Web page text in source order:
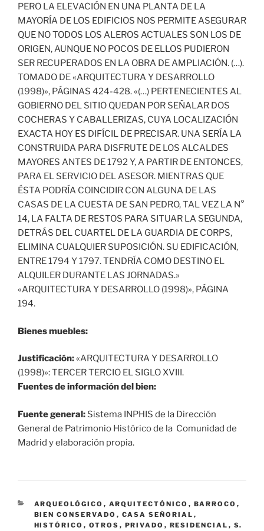
PERO LA ELEVACIÓN EN UNA PLANTA DE LA
MAYORÍA DE LOS EDIFICIOS NOS PERMITE ASEGURAR
QUE NO TODOS LOS ALEROS ACTUALES SON LOS DE
ORIGEN, AUNQUE NO POCOS DE ELLOS PUDIERON
SER RECUPERADOS EN LA OBRA DE AMPLIACIÓN. (…).
TOMADO DE «ARQUITECTURA Y DESARROLLO
(1998)», PÁGINAS 424-428. «(…) PERTENECIENTES AL
GOBIERNO DEL SITIO QUEDAN POR SEÑALAR DOS
COCHERAS Y CABALLERIZAS, CUYA LOCALIZACIÓN
EXACTA HOY ES DIFÍCIL DE PRECISAR. UNA SERÍA LA
CONSTRUIDA PARA DISFRUTE DE LOS ALCALDES
MAYORES ANTES DE 1792 Y, A PARTIR DE ENTONCES,
PARA EL SERVICIO DEL ASESOR. MIENTRAS QUE
ÉSTA PODRÍA COINCIDIR CON ALGUNA DE LAS
CASAS DE LA CUESTA DE SAN PEDRO, TAL VEZ LA N°
14, LA FALTA DE RESTOS PARA SITUAR LA SEGUNDA,
DETRÁS DEL CUARTEL DE LA GUARDIA DE CORPS,
ELIMINA CUALQUIER SUPOSICIÓN. SU EDIFICACIÓN,
ENTRE 1794 Y 1797. TENDRÍA COMO DESTINO EL
ALQUILER DURANTE LAS JORNADAS.»
«ARQUITECTURA Y DESARROLLO (1998)», PÁGINA
194.
Bienes muebles:
Justificación:«ARQUITECTURA Y DESARROLLO
(1998)»: TERCER TERCIO EL SIGLO XVIII.
Fuentes de información del bien:
Fuente general: Sistema INPHIS de la Dirección
General de Patrimonio Histórico de la Comunidad de
Madrid y elaboración propia.
CATEGORÍAS
ARQUEOLÓGICO , ARQUITECTÓNICO , BARROCO ,
BIEN CONSERVADO , CASA SEÑORIAL ,
HISTÓRICO , OTROS , PRIVADO , RESIDENCIAL , S.